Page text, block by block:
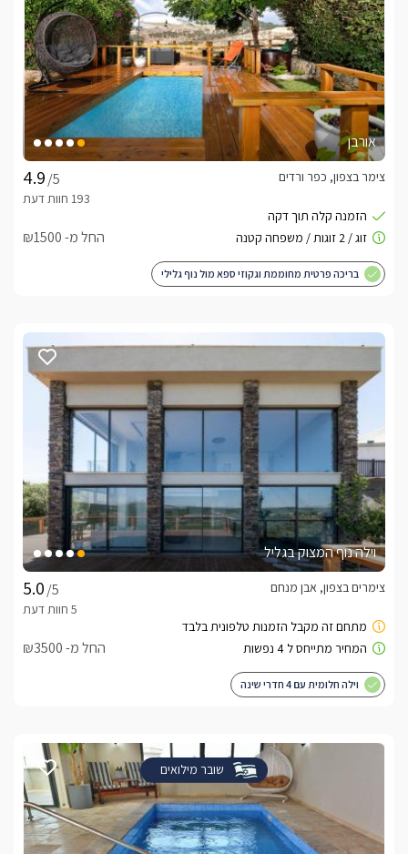
אורבן
/5
צימר בצפון, כפר ורדים
החל מ- ₪1500
בריכה פרטית מחוממת וגקוזי ספא מול נוף גלילי
וילה נוף המצוק בגליל
/5
צימרים בצפון, אבן מנחם
החל מ- ₪3500
וילה חלומית עם 4 חדרי שינה
שובר מילואים